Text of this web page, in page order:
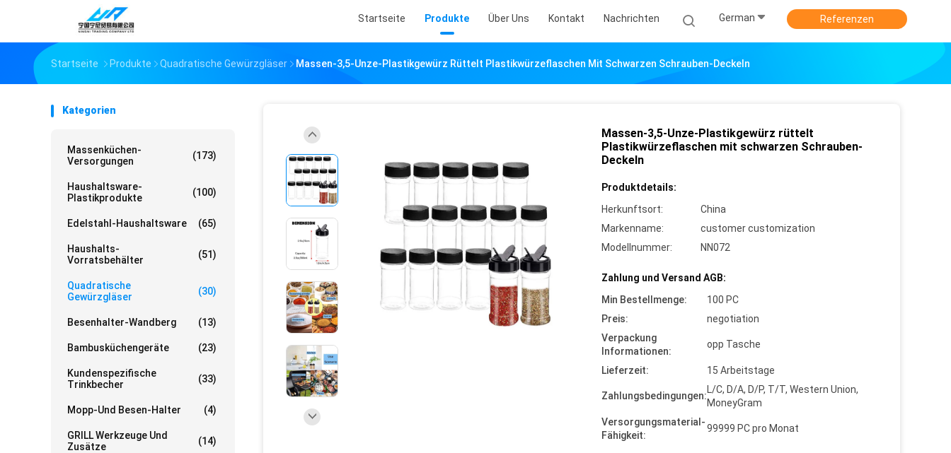
Startseite Produkte Über Uns Kontakt Nachrichten German Referenzen
Startseite Produkte Quadratische Gewürzgläser Massen-3,5-Unze-Plastikgewürz Rüttelt Plastikwürzeflaschen Mit Schwarzen Schrauben-Deckeln
Kategorien
Massenküchen-
Versorgungen
(173)
Haushaltsware-
Plastikprodukte
(100)
Edelstahl-Haushaltsware (65)
Haushalts-
Vorratsbehälter
(51)
Quadratische
Gewürzgläser
(30)
Besenhalter-Wandberg (13)
Bambusküchengeräte (23)
Kundenspezifische
Trinkbecher
(33)
Mopp-Und Besen-Halter (4)
GRILL Werkzeuge Und
Zusätze
(14)
Massen-3,5-Unze-Plastikgewürz rüttelt
Plastikwürzeflaschen mit schwarzen Schrauben-
Deckeln
Produktdetails:
Herkunftsort:
China
Markenname:
customer customization
Modellnummer:
NN072
Zahlung und Versand AGB:
Min Bestellmenge:
100 PC
Preis:
negotiation
Verpackung
Informationen:
opp Tasche
Lieferzeit: 15 Arbeitstage
Zahlungsbedingungen:
L/C, D/A, D/P, T/T, Western Union,
MoneyGram
Versorgungsmaterial-
Fähigkeit:
99999 PC pro Monat